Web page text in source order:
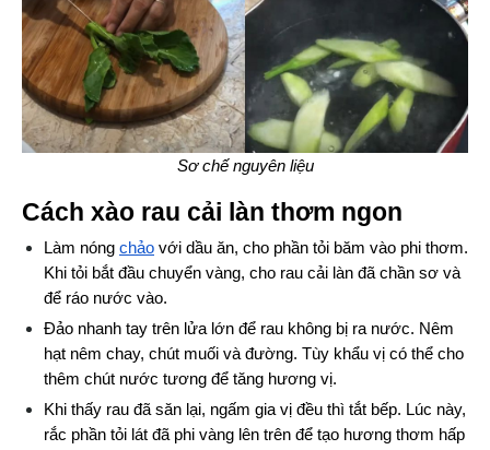
Sơ chế nguyên liệu
Cách xào rau cải làn thơm ngon
Làm nóng chảo với dầu ăn, cho phần tỏi băm vào phi thơm.
Khi tỏi bắt đầu chuyển vàng, cho rau cải làn đã chần sơ và
để ráo nước vào.
Đảo nhanh tay trên lửa lớn để rau không bị ra nước. Nêm
hạt nêm chay, chút muối và đường. Tùy khẩu vị có thể cho
thêm chút nước tương để tăng hương vị.
Khi thấy rau đã săn lại, ngấm gia vị đều thì tắt bếp. Lúc này,
rắc phần tỏi lát đã phi vàng lên trên để tạo hương thơm hấp